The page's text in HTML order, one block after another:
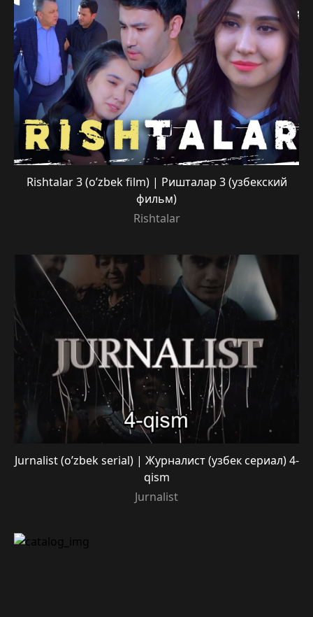
Rishtalar 3 (o’zbek film) | Ришталар 3 (узбекский
фильм)
Rishtalar
Jurnalist (o’zbek serial) | Журналист (узбек сериал) 4-
qism
Jurnalist